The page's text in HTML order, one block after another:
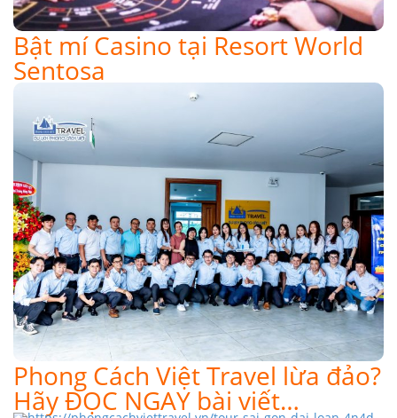
Bật mí Casino tại Resort World
Sentosa
Phong Cách Việt Travel lừa đảo?
Hãy ĐỌC NGAY bài viết…